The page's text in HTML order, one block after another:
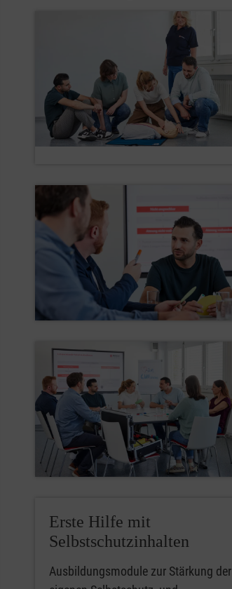
Erste Hilfe mit
Selbstschutzinhalten
Ausbildungsmodule zur Stärkung der